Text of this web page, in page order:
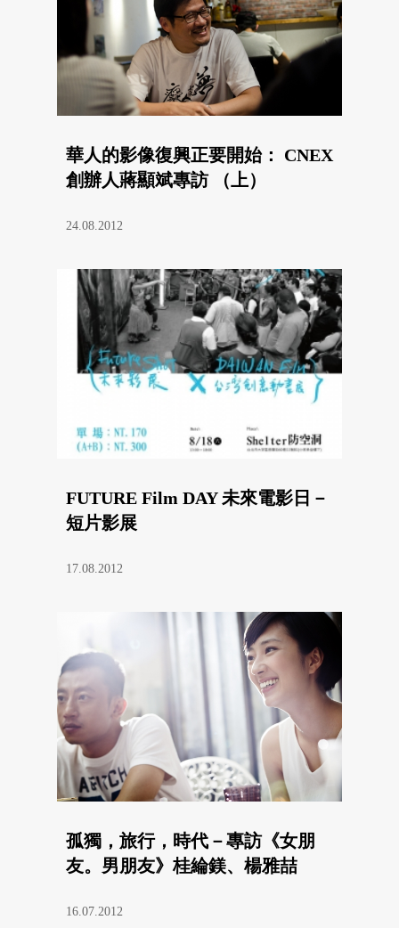
華人的影像復興正要開始： CNEX
創辦人蔣顯斌專訪 （上）
24.08.2012
FUTURE Film DAY 未來電影日－
短片影展
17.08.2012
孤獨，旅行，時代－專訪《女朋
友。男朋友》桂綸鎂、楊雅喆
16.07.2012